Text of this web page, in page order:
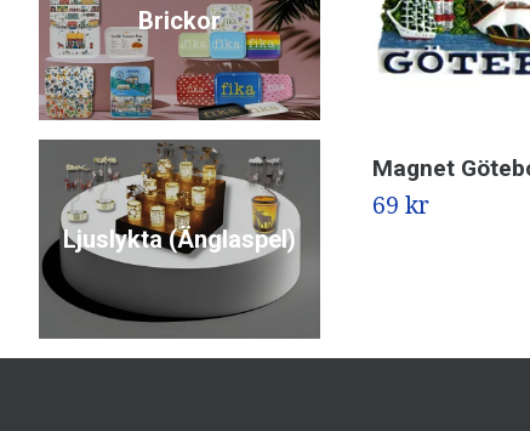
Brickor
Ljuslykta (Änglaspel)
Magnet
69 kr